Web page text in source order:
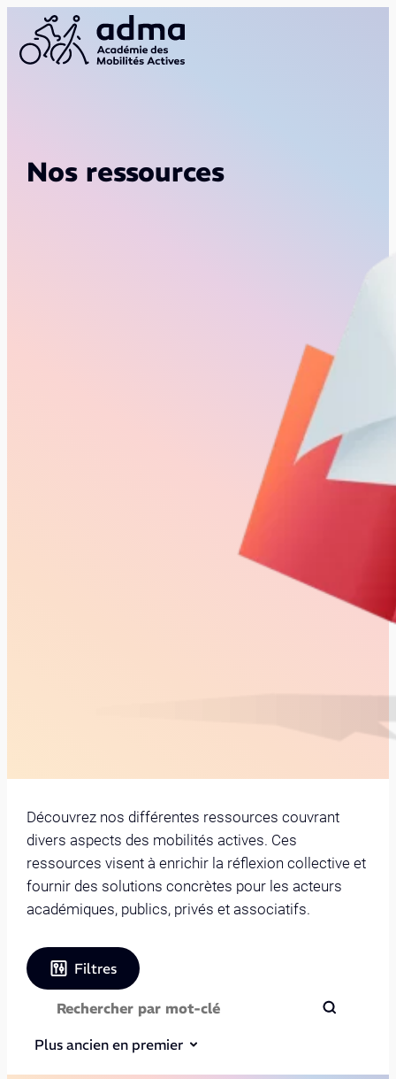
Nos ressources
Découvrez nos différentes ressources couvrant
divers aspects des mobilités actives. Ces
ressources visent à enrichir la réflexion collective et
fournir des solutions concrètes pour les acteurs
académiques, publics, privés et associatifs.
Filtres
Plus ancien en premier